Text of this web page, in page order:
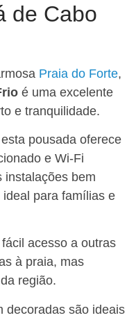
de Cabo
Praia do Forte,
é uma excelente
e tranquilidade.
pousada oferece
e Wi-Fi
instalações bem
para famílias e
acesso a outras
à praia, mas
região.
decoradas são ideais